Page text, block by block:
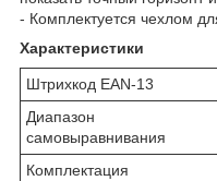
- Комплектуется чехлом
Характеристики
Штрихкод EAN-13
Диапазон
самовыравнивания
Комплектация